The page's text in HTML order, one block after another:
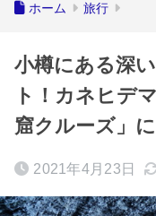
ホーム 旅行
小樽にある深
ト！カネヒデ
窟クルーズ」
2021年4月23日